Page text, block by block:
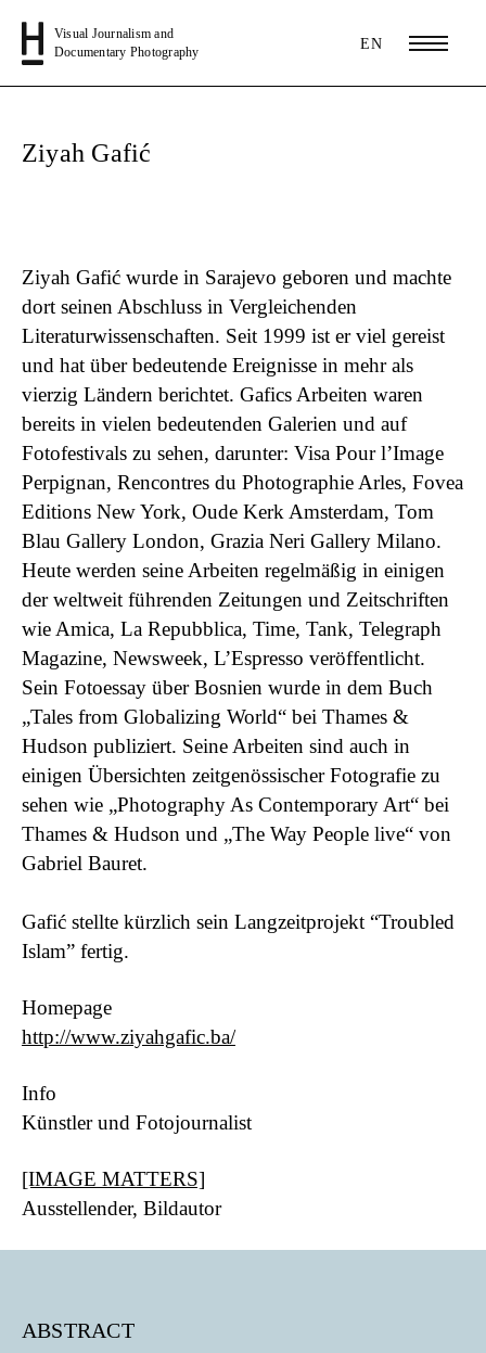
Visual Journalism and
Documentary Photography
EN
Ziyah Gafić
Ziyah Gafić wurde in Sarajevo geboren und machte
dort seinen Abschluss in Vergleichenden
Literaturwissenschaften. Seit 1999 ist er viel gereist
und hat über bedeutende Ereignisse in mehr als
vierzig Ländern berichtet. Gafics Arbeiten waren
bereits in vielen bedeutenden Galerien und auf
Fotofestivals zu sehen, darunter: Visa Pour l’Image
Perpignan, Rencontres du Photographie Arles, Fovea
Editions New York, Oude Kerk Amsterdam, Tom
Blau Gallery London, Grazia Neri Gallery Milano.
Heute werden seine Arbeiten regelmäßig in einigen
der weltweit führenden Zeitungen und Zeitschriften
wie Amica, La Repubblica, Time, Tank, Telegraph
Magazine, Newsweek, L’Espresso veröffentlicht.
Sein Fotoessay über Bosnien wurde in dem Buch
„Tales from Globalizing World“ bei Thames &
Hudson publiziert. Seine Arbeiten sind auch in
einigen Übersichten zeitgenössischer Fotografie zu
sehen wie „Photography As Contemporary Art“ bei
Thames & Hudson und „The Way People live“ von
Gabriel Bauret.
Gafić stellte kürzlich sein Langzeitprojekt “Troubled
Islam” fertig.
Homepage
http://www.ziyahgafic.ba/
Info
Künstler und Fotojournalist
[IMAGE MATTERS]
Ausstellender, Bildautor
ABSTRACT